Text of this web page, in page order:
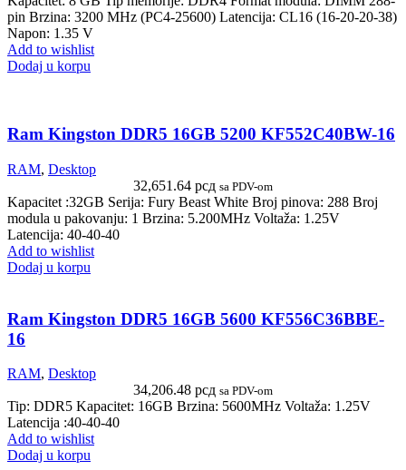
pin Brzina: 3200 MHz (PC4-25600) Latencija: CL16 (16-20-20-38)
Napon: 1.35 V
Add to wishlist
Dodaj u korpu
Ram Kingston DDR5 16GB 5200 KF552C40BW-16
RAM, Desktop
32,651.64 рсд sa PDV-om
Kapacitet :32GB Serija: Fury Beast White Broj pinova: 288 Broj
modula u pakovanju: 1 Brzina: 5.200MHz Voltaža: 1.25V
Latencija: 40-40-40
Add to wishlist
Dodaj u korpu
Ram Kingston DDR5 16GB 5600 KF556C36BBE-
16
RAM, Desktop
34,206.48 рсд sa PDV-om
Tip: DDR5 Kapacitet: 16GB Brzina: 5600MHz Voltaža: 1.25V
Latencija :40-40-40
Add to wishlist
Dodaj u korpu